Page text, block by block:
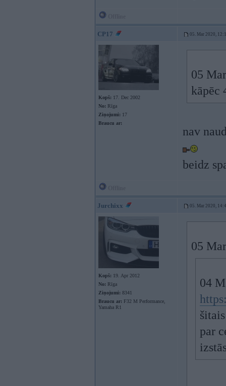
CP17 05. Mar 2020,
Kopš: 17. Dec 2002
No: Rīga
Ziņojumi: 17
Braucu ar:
05
kāpēc
nav
beidz
Jurchixx 05. Mar 2020,
Kopš: 19. Apr 2012
No: Rīga
Ziņojumi: 8341
Braucu ar: F32 M Performance,
Yamaha R1
05
04
par